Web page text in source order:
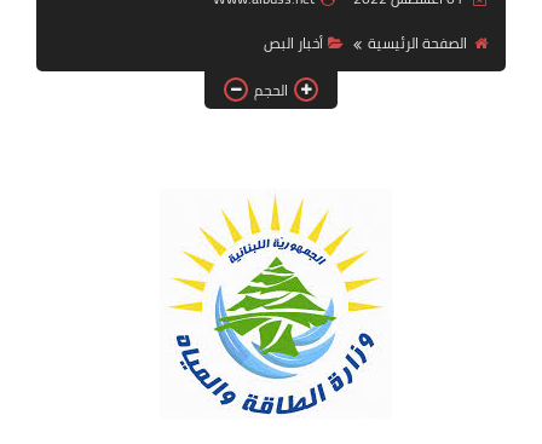
الصفحة الرئيسية
أخبار البص
الحجم